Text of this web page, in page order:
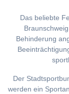
Das beliebte
Behinderung
Der
werden ein